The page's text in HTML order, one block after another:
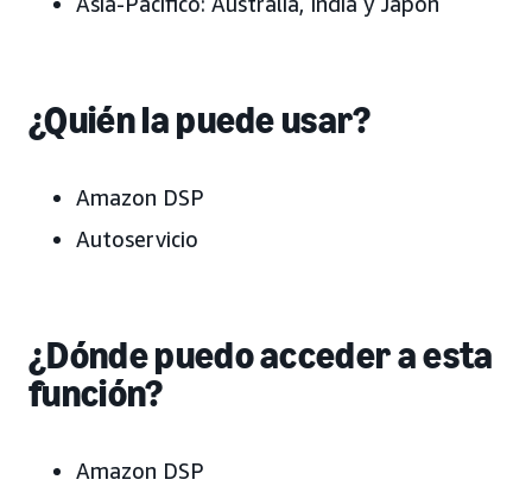
¿Quién la puede usar?
Amazon DSP
Autoservicio
¿Dónde puedo acceder a esta
función?
Amazon DSP